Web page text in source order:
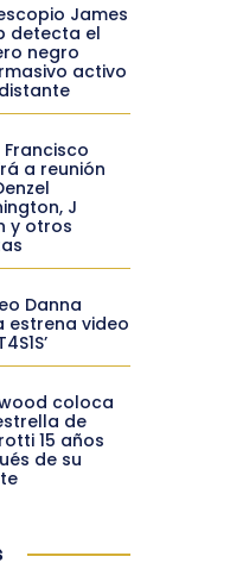
James
detecta el
negro
activo
Francisco
a reunión
J
y otros
Danna
estrena video
coloca
de
15 años
de su